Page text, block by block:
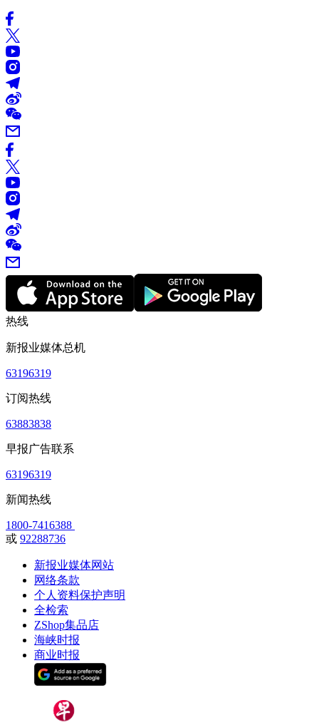
热线
新报业媒体总机
63196319
订阅热线
63883838
早报广告联系
63196319
新闻热线
1800-7416388
或 92288736
新报业媒体网站
网络条款
个人资料保护声明
全检索
ZShop集品店
海峡时报
商业时报